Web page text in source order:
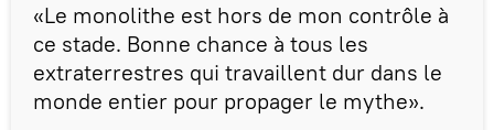
«Le monolithe est hors de mon contrôle à
ce stade. Bonne chance à tous les
extraterrestres qui travaillent dur dans le
monde entier pour propager le mythe».